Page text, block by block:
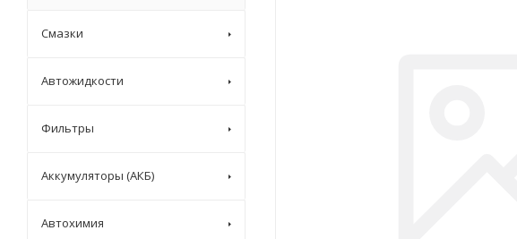
Смазки
Автожидкости
Фильтры
Аккумуляторы (АКБ)
Автохимия